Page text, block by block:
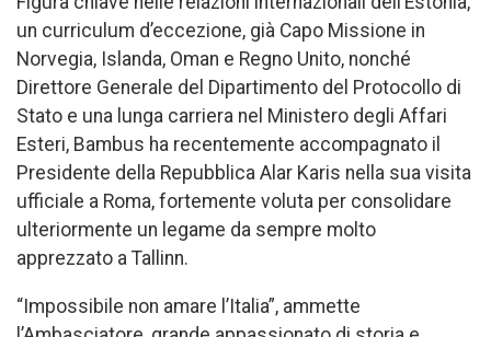
un curriculum d’eccezione, già Capo Missione in
Norvegia, Islanda, Oman e Regno Unito, nonché
Direttore Generale del Dipartimento del Protocollo di
Stato e una lunga carriera nel Ministero degli Affari
Esteri, Bambus ha recentemente accompagnato il
Presidente della Repubblica Alar Karis nella sua visita
ufficiale a Roma, fortemente voluta per consolidare
ulteriormente un legame da sempre molto
apprezzato a Tallinn.
“Impossibile non amare l’Italia”, ammette